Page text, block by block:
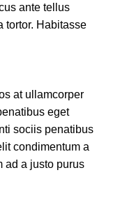
ante tellus
tortor. Habitasse
at ullamcorper
eget
sociis penatibus
condimentum a
ad a justo purus